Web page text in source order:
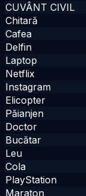
CUVÂNT CIVIL
Chitară
Cafea
Delfin
Laptop
Netflix
Instagram
Elicopter
Păianjen
Doctor
Bucătar
Leu
Cola
PlayStation
Maraton